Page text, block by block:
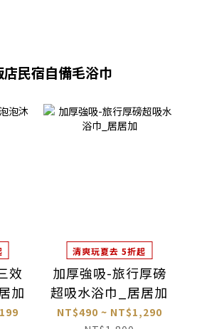
民宿自備毛浴巾
效
加
清爽玩夏去 5折起
加厚強吸-旅行厚磅
超吸水浴巾_居居加
NT$490 ~ NT$1,290